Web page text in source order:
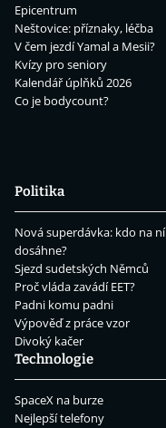
Epicentrum
Neštovice: příznaky, léčba
V čem jezdí Yamal a Mesii?
Kvízy pro seniory
Kalendář úplňků 2026
Co je bodycount?
Politika
Nová superdávka: kdo na ní
dosáhne?
Sjezd sudetských Němců
Proč vláda zavádí EET?
Padni komu padni
Výpověď z práce vzor
Divoký kačer
Technologie
SpaceX na burze
Nejlepší telefony